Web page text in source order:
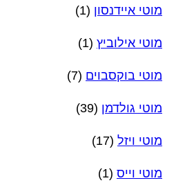
מוטי איידנסון (1)
מוטי אילוביץ (1)
מוטי בוקסבוים (7)
מוטי גולדמן (39)
מוטי ויזל (17)
מוטי וייס (1)